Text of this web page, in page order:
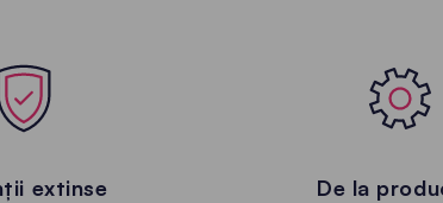
extinse De la